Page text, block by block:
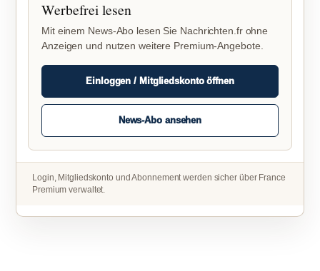
Werbefrei lesen
Mit einem News-Abo lesen Sie Nachrichten.fr ohne
Anzeigen und nutzen weitere Premium-Angebote.
Einloggen / Mitgliedskonto öffnen
News-Abo ansehen
Login, Mitgliedskonto und Abonnement werden sicher über France
Premium verwaltet.